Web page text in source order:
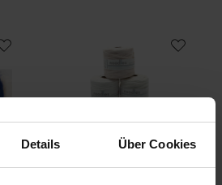
Details Über Cookies
100g noodles Textilgarn Beigetöne